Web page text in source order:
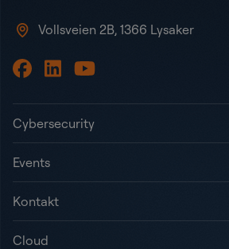
Vollsveien 2B, 1366 Lysaker
Cybersecurity
Events
Kontakt
Cloud